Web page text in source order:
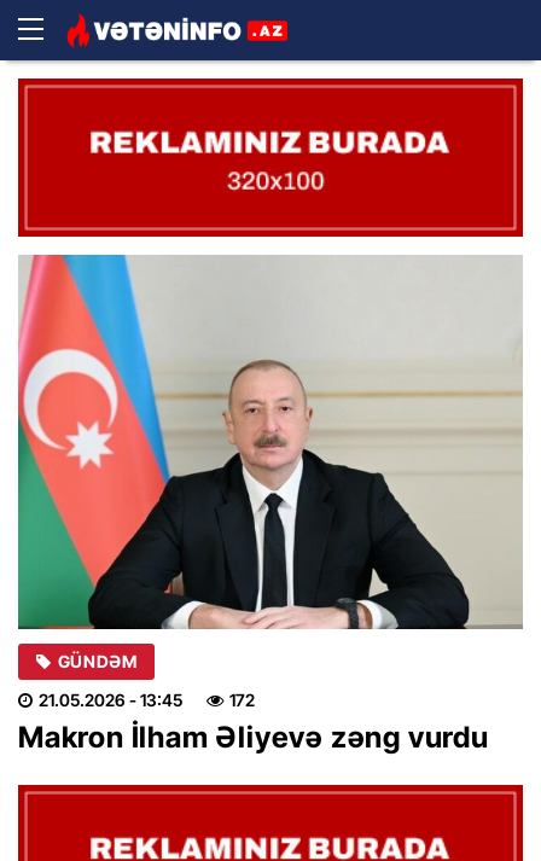
GÜNDƏM
21.05.2026 - 13:45 172
Makron İlham Əliyevə zəng vurdu